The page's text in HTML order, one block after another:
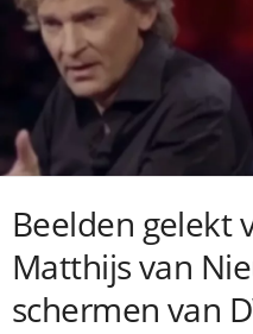
Beelden gelekt
Matthijs van
schermen van